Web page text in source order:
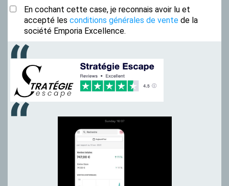
En cochant cette case, je reconnais avoir lu et
accepté les conditions générales de vente de la
société Emporia Excellence.